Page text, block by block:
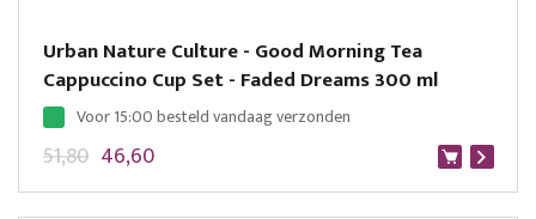
Urban Nature Culture - Good Morning Tea
Cappuccino Cup Set - Faded Dreams 300 ml
Voor 15:00 besteld vandaag verzonden
46,60
51,80